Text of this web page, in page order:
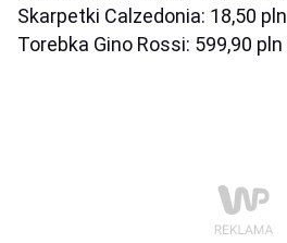
Skarpetki Calzedonia: 18,50 pln
Torebka Gino Rossi: 599,90 pln